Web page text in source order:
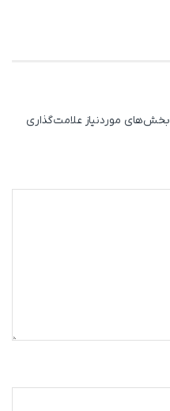
بخش‌های موردنیاز علامت‌گذاری